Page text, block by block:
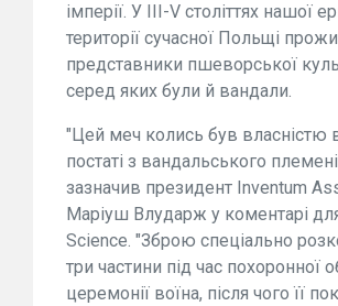
імперії. У III-V століттях нашої
території сучасної Польщі
представники пшеворської
серед яких були й вандали.
"Цей меч колись був власністю
постаті з вандальського
зазначив президент Inventum
Маріуш Влударж у коментарі
Science. "Зброю спеціально
три частини під час похоронної
церемонії воїна, після чого її